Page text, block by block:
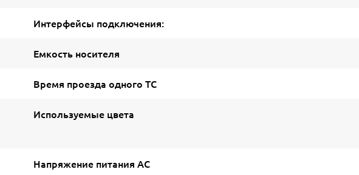
Интерфейсы подключения:
Емкость носителя
Время проезда одного ТС
Используемые цвета
Напряжение питания AC